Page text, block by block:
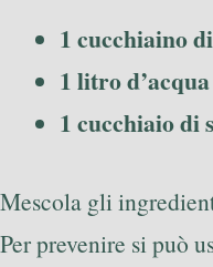
1 cucchiaino
1 litro d’acqua
1 cucchiaio di
Mescola gli
Per prevenire si può